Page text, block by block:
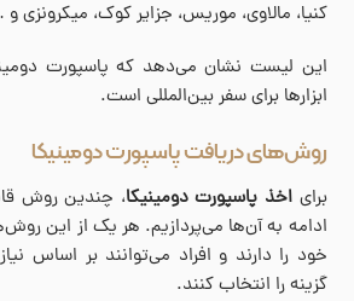
کنیا، مالاوی، موریس، جزایر کوک، میکرونزی
این لیست نشان می‌دهد که پاسپورت
ابزارها برای سفر بین‌المللی است.
روش‌های دریافت پاسپورت دومینیکا
برای اخذ پاسپورت دومینیکا، چندین روش
ادامه به آن‌ها می‌پردازیم. هر یک از این
خود را دارند و افراد می‌توانند بر اساس
گزینه را انتخاب کنند.